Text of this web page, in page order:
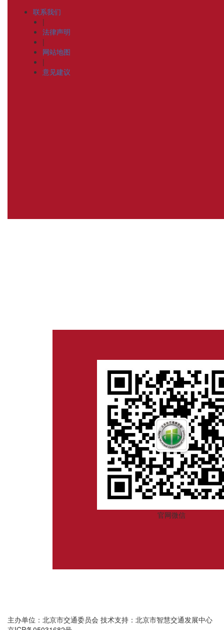
联系我们
|
法律声明
|
网站地图
|
意见建议
官网微信
主办单位：北京市交通委员会 技术支持：北京市智慧交通发展中心